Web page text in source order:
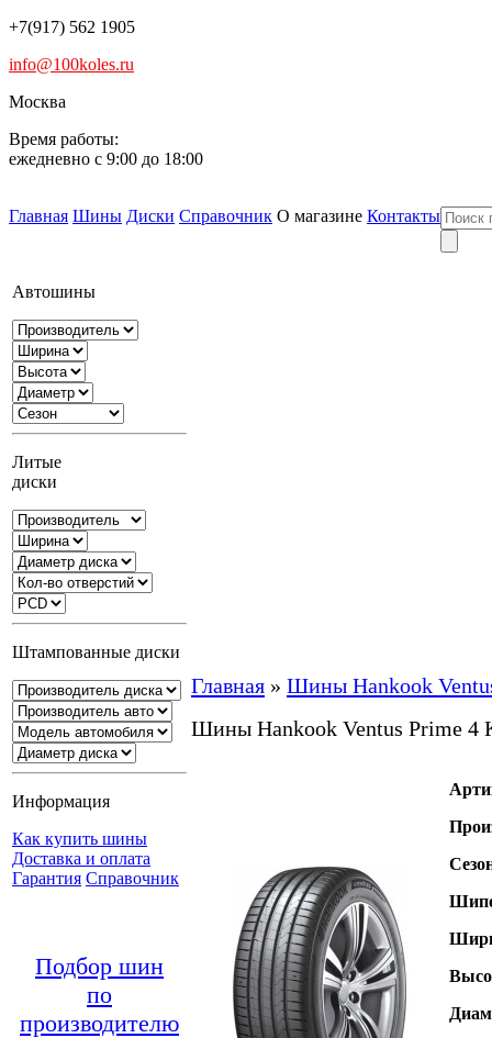
+7(917) 562 1905
info@100koles.ru
Москва
Время работы:
ежедневно с 9:00 до 18:00
Главная Шины Диски Справочник О магазине Контакты
Автошины
Литые
диски
Штампованные диски
Информация
Как купить шины
Доставка и оплата
Гарантия Справочник
Подбор шин
по
производителю
Главная » Шины Hankook
Шины Hankook Ventus Prime 4